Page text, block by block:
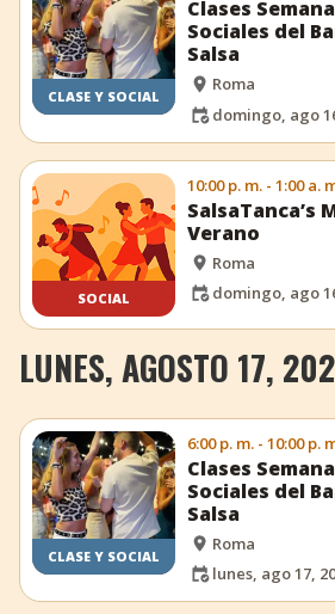
CLASE Y SOCIAL
Clases
Sociales del
Salsa
Roma
domingo, ago
SOCIAL
10:00 p. m. - 1:00 a.
SalsaTanca’s
Verano
Roma
domingo, ago
LUNES, AGOSTO 17,
CLASE Y SOCIAL
6:00 p. m. - 10:00 p.
Clases
Sociales del
Salsa
Roma
lunes, ago 17,